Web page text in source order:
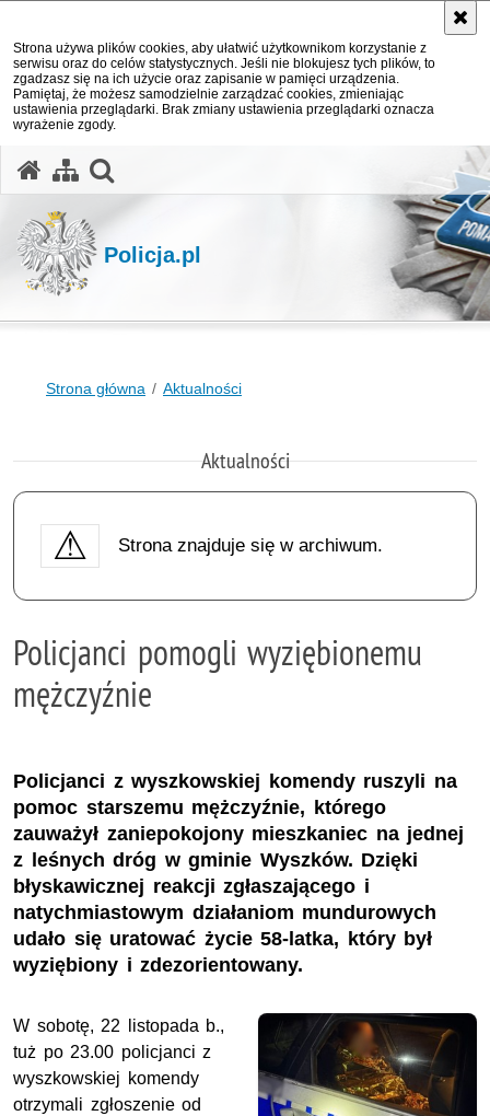
Strona używa plików cookies, aby ułatwić użytkownikom korzystanie z
serwisu oraz do celów statystycznych. Jeśli nie blokujesz tych plików, to
zgadzasz się na ich użycie oraz zapisanie w pamięci urządzenia.
Pamiętaj, że możesz samodzielnie zarządzać cookies, zmieniając
ustawienia przeglądarki. Brak zmiany ustawienia przeglądarki oznacza
wyrażenie zgody.
Policja.pl
Strona główna Aktualności
Aktualności
Strona znajduje się w archiwum.
Policjanci pomogli wyziębionemu
mężczyźnie
Policjanci z wyszkowskiej komendy ruszyli na
pomoc starszemu mężczyźnie, którego
zauważył zaniepokojony mieszkaniec na jednej
z leśnych dróg w gminie Wyszków. Dzięki
błyskawicznej reakcji zgłaszającego i
natychmiastowym działaniom mundurowych
udało się uratować życie 58-latka, który był
wyziębiony i zdezorientowany.
W sobotę, 22 listopada b.,
tuż po 23.00 policjanci z
wyszkowskiej komendy
otrzymali zgłoszenie od